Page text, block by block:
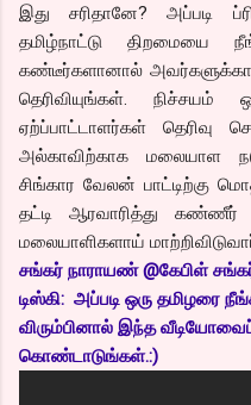
இது சரிதானே? அப்படி
தமிழ்நாட்டு திறமையை
கண்டீர்களானால்
தெரிவியுங்கள். நிச்சயம்
ஏற்ப்பாட்டாளர்கள்
அல்காவிற்காக மலையாள
சிங்கார வேலன் பாட்டிற்கு
தட்டி ஆரவாரித்து கண்ணீர்
மலையாளிகளாய்
சங்கர் நாராயண் @கேபிள்
டிஸ்கி: அப்படி ஒரு தமிழரை
விரும்பினால் இந்த வீடியோவைப்
கொண்டாடுங்கள்.:)